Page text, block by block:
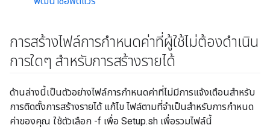
การสร้างไฟล์การกำหนดค่าที่ผู้ใช้ไม่ต้องดำเนิน
การใดๆ สำหรับการสร้างรายได้
ด้านล่างนี้เป็นตัวอย่างไฟล์การกำหนดค่าที่ไม่มีการแจ้งเตือนสำหรับ
การติดตั้งการสร้างรายได้ แก้ไข ไฟล์ตามที่จำเป็นสำหรับการกำหนด
ค่าของคุณ ใช้ตัวเลือก -f เพื่อ Setup.sh เพื่อรวมไฟล์นี้